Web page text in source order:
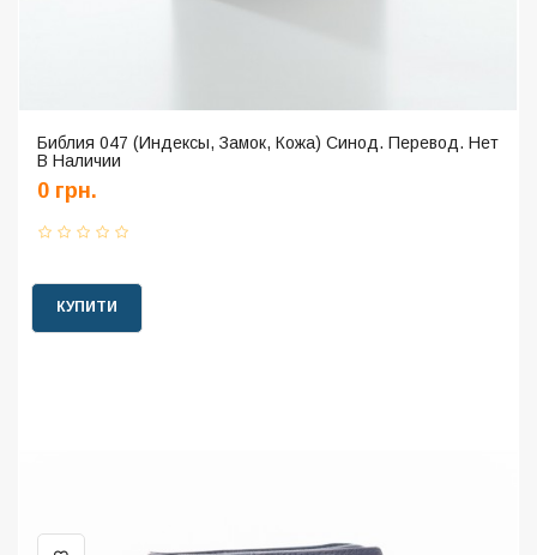
Библия 047 (Индексы, Замок, Кожа) Синод. Перевод. Нет
В Наличии
0 грн.
КУПИТИ